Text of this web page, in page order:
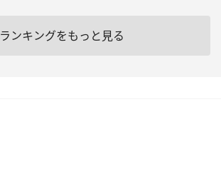
ランキングをもっと見る